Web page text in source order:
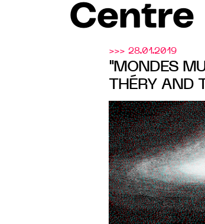
Centre
>>> 28.01.2019
"MONDES
THÉRY AND
FROM
THE